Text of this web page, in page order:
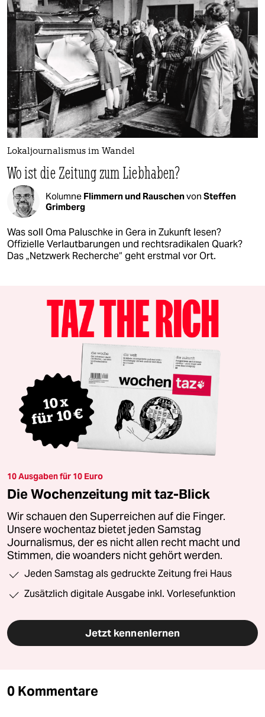
Lokaljournalismus im Wandel
Wo ist die Zeitung zum Liebhaben?
Kolumne Flimmern und Rauschenvon Steffen
Grimberg
Was soll Oma Paluschke in Gera in Zukunft lesen?
Offizielle Verlautbarungen und rechtsradikalen Quark?
Das „Netzwerk Recherche“ geht erstmal vor Ort.
10 Ausgaben für 10 Euro
Die Wochenzeitung mit taz-Blick
Wir schauen den Superreichen auf die Finger.
Unsere wochentaz bietet jeden Samstag
Journalismus, der es nicht allen recht macht und
Stimmen, die woanders nicht gehört werden.
Jeden Samstag als gedruckte Zeitung frei Haus
Zusätzlich digitale Ausgabe inkl. Vorlesefunktion
Jetzt kennenlernen
0 Kommentare